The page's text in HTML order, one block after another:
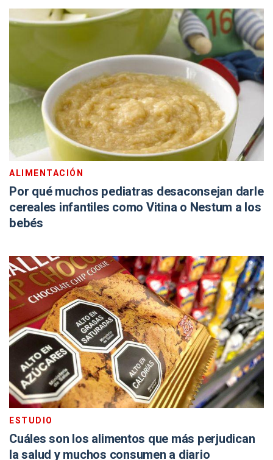
ALIMENTACIÓN
Por qué muchos pediatras desaconsejan darle
cereales infantiles como Vitina o Nestum a los
bebés
ESTUDIO
Cuáles son los alimentos que más perjudican
la salud y muchos consumen a diario